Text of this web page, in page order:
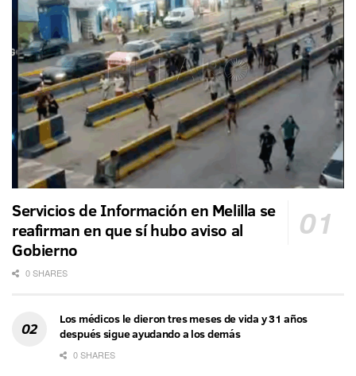
Servicios de Información en Melilla se
reafirman en que sí hubo aviso al
Gobierno
0 SHARES
Los médicos le dieron tres meses de vida y 31 años
después sigue ayudando a los demás
0 SHARES